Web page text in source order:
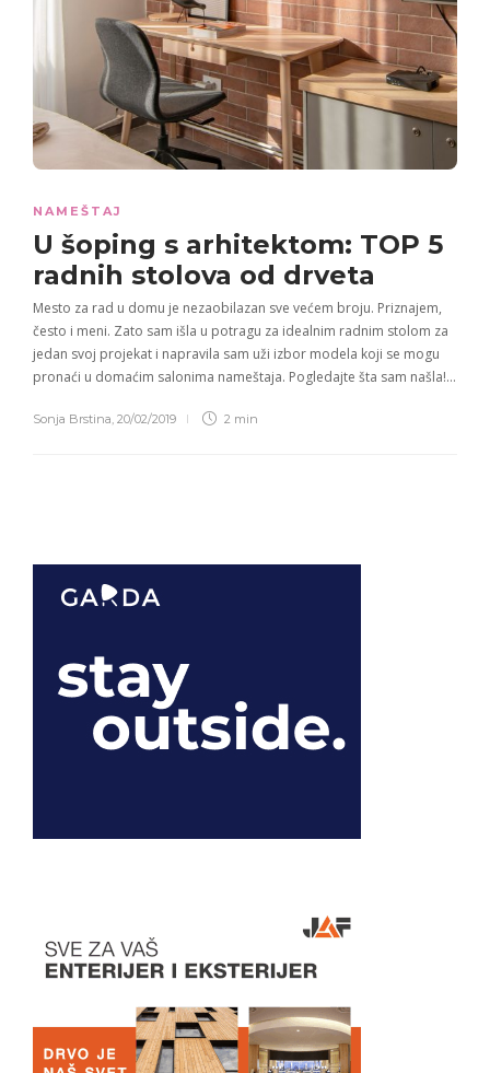
NAMEŠTAJ
U šoping s arhitektom: TOP 5
radnih stolova od drveta
Mesto za rad u domu je nezaobilazan sve većem broju. Priznajem,
često i meni. Zato sam išla u potragu za idealnim radnim stolom za
jedan svoj projekat i napravila sam uži izbor modela koji se mogu
pronaći u domaćim salonima nameštaja. Pogledajte šta sam našla!…
Sonja Brstina 20/02/2019 2 min